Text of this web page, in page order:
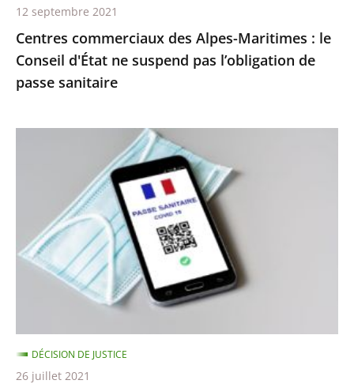
pas
l’obligation
de
passe
Centres commerciaux des Alpes-Maritimes : le
Conseil d'État ne suspend pas l’obligation de
passe sanitaire
12 septembre 2021
Conseil
d’État
pas
l’extension
DÉCISION DE JUSTICE
26 juillet 2021